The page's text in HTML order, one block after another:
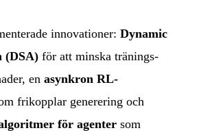
innovationer: Dynamic
(DSA) för att minska tränings-
en asynkron RL-
frikopplar generering och
för agenter som